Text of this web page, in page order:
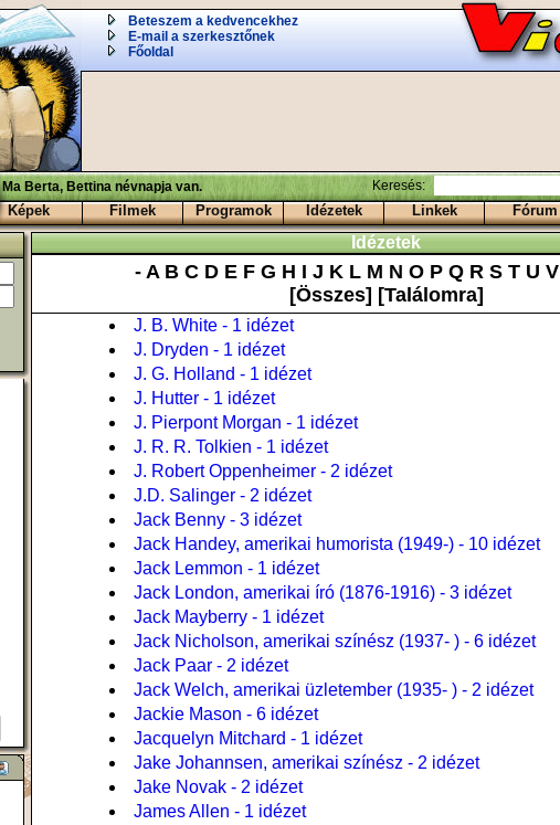
Beteszem a kedvencekhez
E-mail a szerkesztőnek
Főoldal
Ma Berta, Bettina névnapja van. Keresés:
Képek Filmek Programok Idézetek Linkek Fórum
Idézetek
- A B C D E F G H I J K L M N O P Q R S T U V
[Összes] [Találomra]
J. B. White - 1 idézet
J. Dryden - 1 idézet
J. G. Holland - 1 idézet
J. Hutter - 1 idézet
J. Pierpont Morgan - 1 idézet
J. R. R. Tolkien - 1 idézet
J. Robert Oppenheimer - 2 idézet
J.D. Salinger - 2 idézet
Jack Benny - 3 idézet
Jack Handey, amerikai humorista (1949-) - 10 idézet
Jack Lemmon - 1 idézet
Jack London, amerikai író (1876-1916) - 3 idézet
Jack Mayberry - 1 idézet
Jack Nicholson, amerikai színész (1937- ) - 6 idézet
Jack Paar - 2 idézet
Jack Welch, amerikai üzletember (1935- ) - 2 idézet
Jackie Mason - 6 idézet
Jacquelyn Mitchard - 1 idézet
Jake Johannsen, amerikai színész - 2 idézet
Jake Novak - 2 idézet
James Allen - 1 idézet